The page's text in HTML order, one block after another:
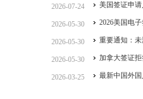
2026-07-24 美国签证申请
2026-05-30 2026美国电
2026-05-30 重要通知：
2026-05-30 加拿大签证
2026-03-25 最新中国外